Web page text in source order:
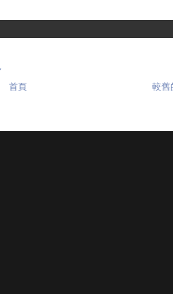
較舊
首頁